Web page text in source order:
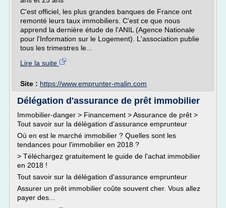
C'est officiel, les plus grandes banques de France ont
remonté leurs taux immobiliers. C'est ce que nous
apprend la dernière étude de l'ANIL (Agence Nationale
pour l'Information sur le Logement). L'association publie
tous les trimestres le...
Lire la suite
Site : https://www.emprunter-malin.com
Délégation d'assurance de prêt immobilier
Immobilier-danger > Financement > Assurance de prêt >
Tout savoir sur la délégation d'assurance emprunteur
Où en est le marché immobilier ? Quelles sont les
tendances pour l'immobilier en 2018 ?
> Téléchargez gratuitement le guide de l'achat immobilier
en 2018 !
Tout savoir sur la délégation d'assurance emprunteur
Assurer un prêt immobilier coûte souvent cher. Vous allez
payer des...